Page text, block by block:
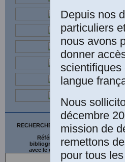
RECHERCHE SUR LE SITE
Références
bibliographiques
avec le catalogue
Depuis nos
particuliers
nous avons
donner
scientifiques
langue
Nous
décembre
mission de
remettons
pour tous